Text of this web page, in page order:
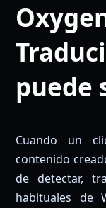
puede
Cuando un
contenido
de detectar,
habituales de